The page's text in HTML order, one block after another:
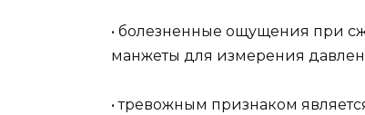
• болезненные ощущения при
манжеты для измерения
• тревожным признаком